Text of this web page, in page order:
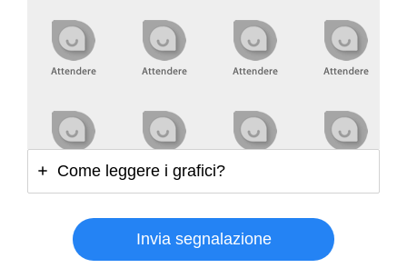
Come leggere i grafici?
Invia segnalazione